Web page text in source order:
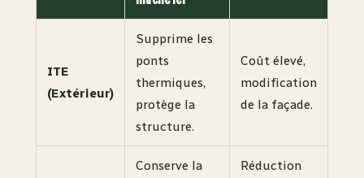
ITE
(Extérieur)
Supprime les
ponts
thermiques,
protège la
structure.
Coût élevé,
modification
de la façade.
Conserve la
Réduction